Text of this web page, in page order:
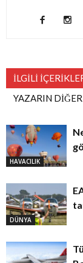
İLGİLİ
YAZARIN
HAVACILIK
DÜNYA